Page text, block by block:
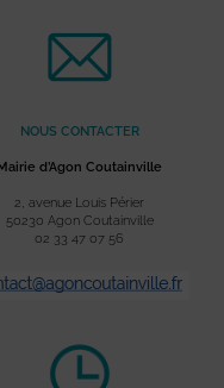
NOUS CONTACTER
Mairie d’Agon Coutainville
2, avenue Louis Périer
50230 Agon Coutainville
02 33 47 07 56